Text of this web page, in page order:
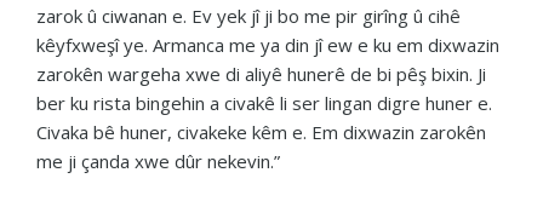
zarok û ciwanan e. Ev yek jî ji bo me pir girîng û cihê
kêyfxweşî ye. Armanca me ya din jî ew e ku em dixwazin
zarokên wargeha xwe di aliyê hunerê de bi pêş bixin. Ji
ber ku rista bingehin a civakê li ser lingan digre huner e.
Civaka bê huner, civakeke kêm e. Em dixwazin zarokên
me ji çanda xwe dûr nekevin.”